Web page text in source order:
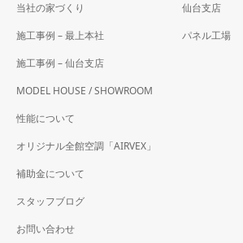
当社の家づくり
施工事例 – 最上本社
施工事例 – 仙台支店
MODEL HOUSE / SHOWROOM
性能について
オリジナル全館空調「AIRVEX」
補助金について
スタッフブログ
お問い合わせ
仙台支店
パネル工場